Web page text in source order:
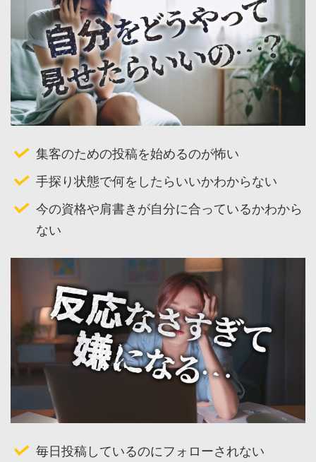
集客のための投稿を始めるのが怖い
手探り状態で何をしたらいいかわからない
今の資格や肩書きが自分に合っているかわから
ない
毎日投稿しているのにフォローされない